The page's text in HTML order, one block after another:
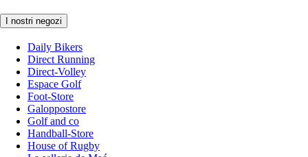
I nostri negozi
Daily Bikers
Direct Running
Direct-Volley
Espace Golf
Foot-Store
Galoppostore
Golf and co
Handball-Store
House of Rugby